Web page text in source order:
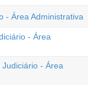
- Área Administrativa
- Área
Judiciário - Área